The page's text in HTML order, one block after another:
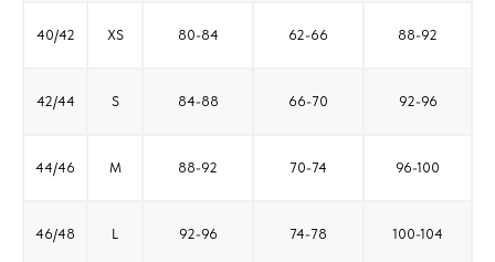
40/42 XS 80-84 62-66 88-92
42/44 S 84-88 66-70 92-96
44/46 M 88-92 70-74 96-100
46/48 L 92-96 74-78 100-104